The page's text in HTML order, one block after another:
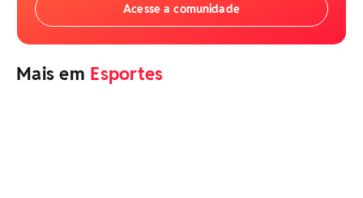
Acesse a comunidade
Mais em Esportes